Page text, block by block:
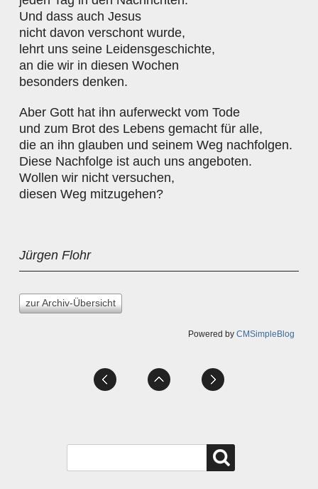
Und dass auch Jesus
nicht davon verschont wurde,
lehrt uns seine Leidensgeschichte,
an die wir in diesen Wochen
besonders denken.
Aber Gott hat ihn auferweckt vom Tode
und zum Brot des Lebens gemacht für alle,
die an ihn glauben und seinem Weg nachfolgen.
Diese Nachfolge ist auch uns angeboten.
Wollen wir nicht versuchen,
diesen Weg mitzugehen?
Jürgen Flohr
zur Archiv-Übersicht
Powered byCMSimpleBlog